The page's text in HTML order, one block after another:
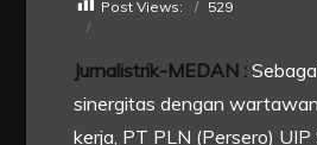
Post Views: 529
Jurnalistrik-MEDAN :
sinergitas dengan
kerja, PT PLN (Persero) UIP